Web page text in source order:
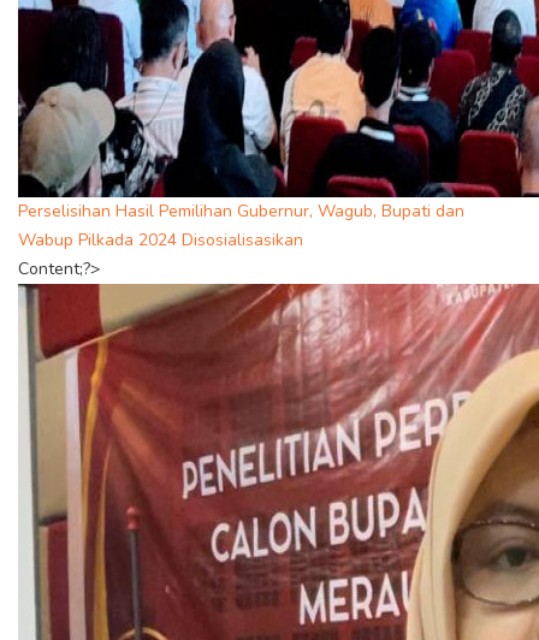
Perselisihan Hasil Pemilihan Gubernur, Wagub, Bupati dan
Wabup Pilkada 2024 Disosialisasikan
Content;?>